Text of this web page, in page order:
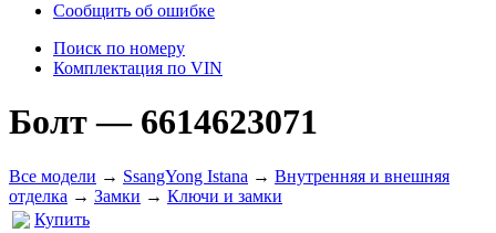
Сообщить об ошибке
Поиск по номеру
Комплектация по VIN
Болт— 6614623071
Все модели → SsangYong Istana → Внутренняя и внешняя
отделка → Замки → Ключи и замки
Купить